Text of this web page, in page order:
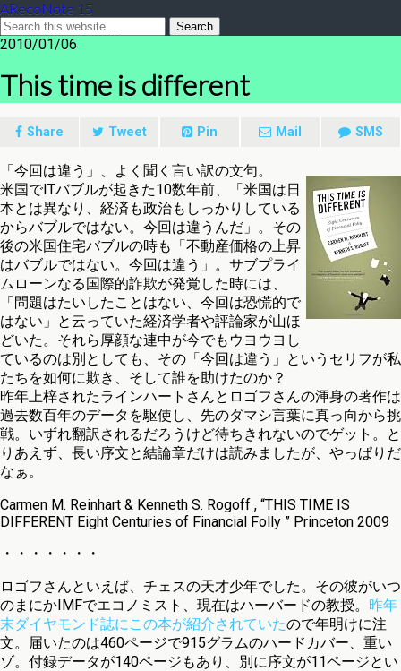
ARecoNote 15
2010/01/06
This time is different
Share Tweet Pin Mail SMS
「今回は違う」、よく聞く言い訳の文句。
米国でITバブルが起きた10数年前、「米国は日
本とは異なり、経済も政治もしっかりしている
からバブルではない。今回は違うんだ」。その
後の米国住宅バブルの時も「不動産価格の上昇
はバブルではない。今回は違う」。サブプライ
ムローンなる国際的詐欺が発覚した時には、
「問題はたいしたことはない、今回は恐慌的で
はない」と云っていた経済学者や評論家が山ほ
どいた。それら厚顔な連中が今でもウヨウヨし
ているのは別としても、その「今回は違う」というセリフが私
たちを如何に欺き、そして誰を助けたのか？
昨年上梓されたラインハートさんとロゴフさんの渾身の著作は
過去数百年のデータを駆使し、先のダマシ言葉に真っ向から挑
戦。いずれ翻訳されるだろうけど待ちきれないのでゲット。と
りあえず、長い序文と結論章だけは読みましたが、やっぱりだ
なぁ。
Carmen M. Reinhart & Kenneth S. Rogoff , “THIS TIME IS
DIFFERENT Eight Centuries of Financial Folly ” Princeton 2009
・・・・・・・
ロゴフさんといえば、チェスの天才少年でした。その彼がいつ
のまにかIMFでエコノミスト、現在はハーバードの教授。 昨年
末ダイヤモンド誌にこの本が紹介されていたので年明けに注
文。届いたのは460ページで915グラムのハードカバー、重い
ゾ。付録データが140ページもあり、別に序文が11ページとい